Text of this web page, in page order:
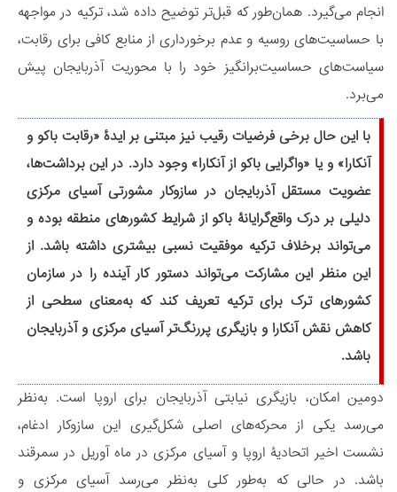
انجام می‌گیرد. همان‌طور که قبل‌تر توضیح داده شد، ترکیه در مواجهه
با حساسیت‌های روسیه و عدم برخورداری از منابع کافی برای رقابت،
سیاست‌های حساسیت‌برانگیز خود را با محوریت آذربایجان پیش
می‌برد.
با این حال برخی فرضیات رقیب نیز مبتنی بر ایدۀ «رقابت باکو و
آنکارا» و یا «واگرایی باکو از آنکارا» وجود دارد. در این برداشت‌ها،
عضویت مستقل آذربایجان در سازوکار مشورتی آسیای مرکزی
دلیلی بر درک واقع‌گرایانۀ باکو از شرایط کشورهای منطقه بوده و
می‌تواند برخلاف ترکیه موفقیت نسبی بیشتری داشته باشد. از
این منظر این مشارکت می‌تواند دستور کار آینده را در سازمان
کشورهای ترک برای ترکیه تعریف کند که به‌معنای سطحی از
کاهش نقش آنکارا و بازیگری پررنگ‌تر آسیای مرکزی و آذربایجان
باشد.
دومین امکان، بازیگری نیابتی آذربایجان برای اروپا است. به‌نظر
می‌رسد یکی از محرکه‌های اصلی شکل‌گیری این سازوکار ادغام،
نشست اخیر اتحادیۀ اروپا و آسیای مرکزی در ماه آوریل در سمرقند
باشد. در حالی که به‌طور کلی به‌نظر می‌رسد آسیای مرکزی و